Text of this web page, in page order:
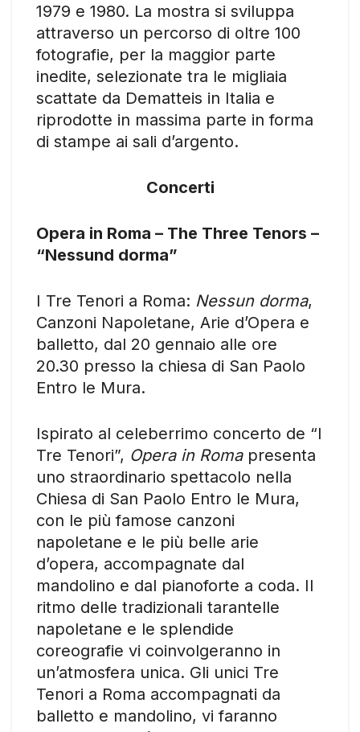
1979 e 1980. La mostra si sviluppa
attraverso un percorso di oltre 100
fotografie, per la maggior parte
inedite, selezionate tra le migliaia
scattate da Dematteis in Italia e
riprodotte in massima parte in forma
di stampe ai sali d’argento.
Concerti
Opera in Roma – The Three Tenors –
“Nessund dorma”
I Tre Tenori a Roma: Nessun dorma,
Canzoni Napoletane, Arie d’Opera e
balletto, dal 20 gennaio alle ore
20.30 presso la chiesa di San Paolo
Entro le Mura.
Ispirato al celeberrimo concerto de “I
Tre Tenori”, Opera in Romapresenta
uno straordinario spettacolo nella
Chiesa di San Paolo Entro le Mura,
con le più famose canzoni
napoletane e le più belle arie
d’opera, accompagnate dal
mandolino e dal pianoforte a coda. Il
ritmo delle tradizionali tarantelle
napoletane e le splendide
coreografie vi coinvolgeranno in
un’atmosfera unica. Gli unici Tre
Tenori a Roma accompagnati da
balletto e mandolino, vi faranno